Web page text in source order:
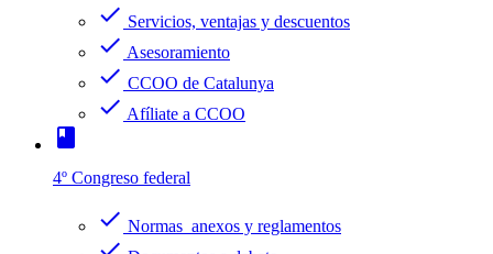
check Servicios, ventajas y descuentos
check Asesoramiento
check CCOO de Catalunya
check Afíliate a CCOO
book
4º Congreso federal
check Normas anexos y reglamentos